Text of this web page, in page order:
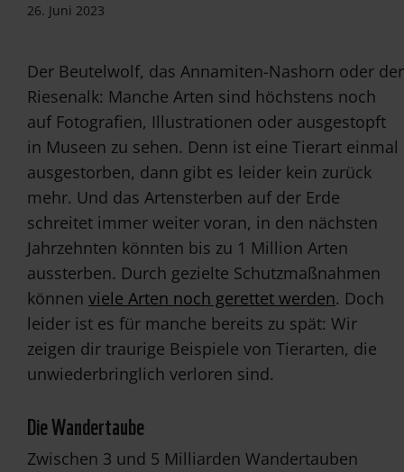
26. Juni 2023
Der Beutelwolf, das Annamiten-Nashorn oder der
Riesenalk: Manche Arten sind höchstens noch
auf Fotografien, Illustrationen oder ausgestopft
in Museen zu sehen. Denn ist eine Tierart einmal
ausgestorben, dann gibt es leider kein zurück
mehr. Und das Artensterben auf der Erde
schreitet immer weiter voran, in den nächsten
Jahrzehnten könnten bis zu 1 Million Arten
aussterben. Durch gezielte Schutzmaßnahmen
können viele Arten noch gerettet werden. Doch
leider ist es für manche bereits zu spät: Wir
zeigen dir traurige Beispiele von Tierarten, die
unwiederbringlich verloren sind.
Die Wandertaube
Zwischen 3 und 5 Milliarden Wandertauben